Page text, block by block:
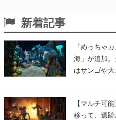
新着記事
『めっちゃ
海」が追加
はサンゴや
【マルチ可
移って、遺